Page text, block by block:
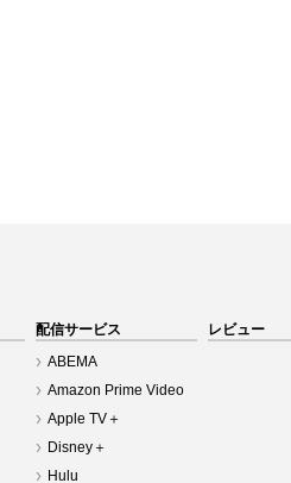
配信サービス
ABEMA
Amazon Prime Video
Apple TV＋
Disney＋
Hulu
レビュー